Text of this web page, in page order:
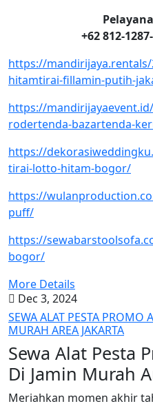
+62 812-
https://
hitamtirai-fillamin-putih-
https://
rodertenda-bazartenda-
https://
tirai-lotto-hitam-bogor/
https://
puff/
https://
bogor/
More Details
Dec 3, 2024
SEWA ALAT PESTA PROMO
MURAH AREA JAKARTA
Sewa Alat Pesta
Di Jamin Murah
Meriahkan momen akhir